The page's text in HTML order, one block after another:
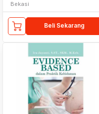
Bekasi
Beli Sekarang